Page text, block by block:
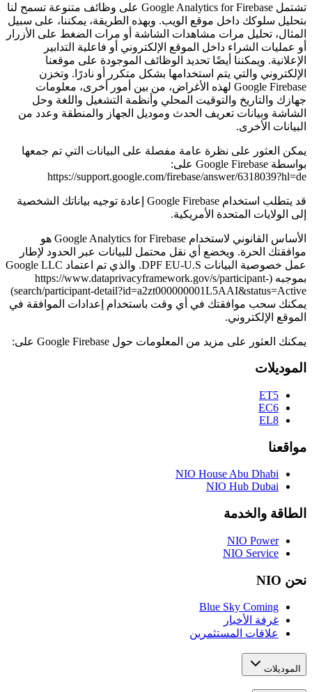
تشتمل Google Analytics for Firebase على وظائف متنوعة تسمح لنا
بتحليل سلوكك داخل موقع الويب. وبهذه الطريقة، يمكننا، على سبيل
المثال، تحليل مرات مشاهدات الشاشة أو مرات الضغط على الأزرار
أو عمليات الشراء داخل الموقع الإلكتروني أو فاعلية التدابير
الإعلانية. ويمكننا أيضًا تحديد الوظائف الموجودة على موقعنا
الإلكتروني والتي يتم استخدامها بشكل متكرر أو نادرًا. وتخزن
Google Firebase لهذه الأغراض، من بين أمور أخرى، معلومات
جهازك والتاريخ والتوقيت المحلي وأنظمة التشغيل واللغة وحل
الشاشة وبيانات تعريف الحدث وموديل الجهاز والمنطقة وعدد من
البيانات الأخرى.
يمكن العثور على نظرة عامة مفصلة على البيانات التي تم جمعها
بواسطة Google Firebase على:
https://support.google.com/firebase/answer/6318039?hl=de
قد يتطلب استخدام Google Firebase إعادة توجيه بياناتك الشخصية
إلى الولايات المتحدة الأمريكية.
الأساس القانوني لاستخدام Google Analytics for Firebase هو
موافقتك الحرة. ويخضع أي نقل محتمل للبيانات عبر الحدود لإطار
عمل خصوصية البيانات DPF EU-U.S. والذي تم اعتماد Google LLC
بموجبه (https://www.dataprivacyframework.gov/s/participant-
search/participant-detail?id=a2zt000000001L5AAI&status=Active)
يمكنك سحب موافقتك في أي وقت باستخدام إعدادات الموافقة في
الموقع الإلكتروني.
يمكنك العثور على مزيد من المعلومات حول Google Firebase على:
الموديلات
ET5
EC6
EL8
مواقعنا
NIO House Abu Dhabi
NIO Hub Dubai
الطاقة والخدمة
NIO Power
NIO Service
نحن NIO
Blue Sky Coming
غرفة الأخبار
علاقات المستثمرين
الموديلات